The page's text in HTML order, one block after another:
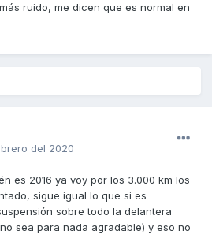
ruido, me dicen que es normal en
del 2020
es 2016 ya voy por los 3.000 km los
sigue igual lo que si es
sobre todo la delantera
sea para nada agradable) y eso no